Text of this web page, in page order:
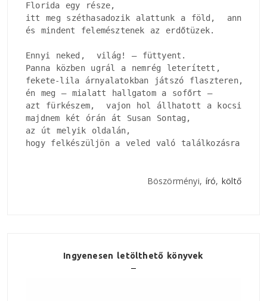
Florida egy része,
itt meg széthasadozik alattunk a föld,  annyit
és mindent felemésztenek az erdőtüzek.
Ennyi neked,  világ! – füttyent.
Panna közben ugrál a nemrég leterített,
fekete-lila árnyalatokban játszó flaszteren,
én meg – mialatt hallgatom a sofőrt –
azt fürkészem,  vajon hol állhatott a kocsijával
majdnem két órán át Susan Sontag,
az út melyik oldalán,
hogy felkészüljön a veled való találkozásra.
Böszörményi, író, költő
Ingyenesen letölthető könyvek